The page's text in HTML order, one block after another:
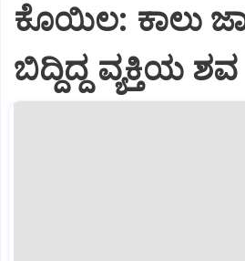
ಕೊಯಿಲ: ಕಾಲು
ಬಿದ್ದಿದ್ದ ವ್ಯಕ್ತಿಯ ಶವ